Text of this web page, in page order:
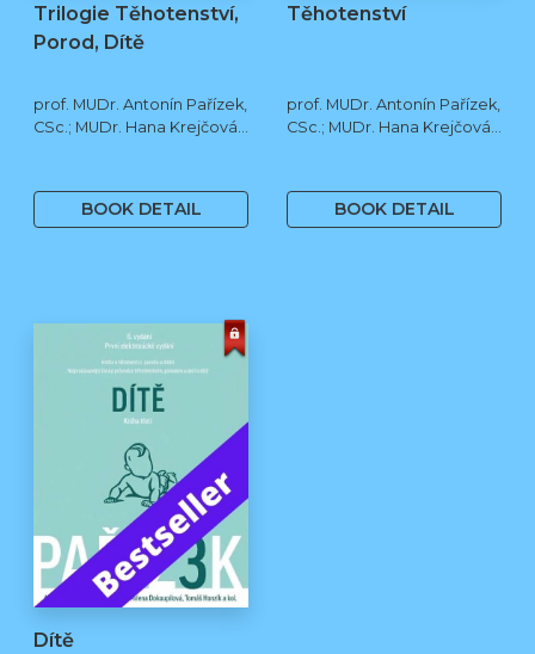
Trilogie Těhotenství,
Porod, Dítě
prof. MUDr. Antonín Pařízek,
CSc.; MUDr. Hana Krejčová,
Tomáš Honzík, Ph.D. a kol.
BOOK DETAIL
Těhotenství
prof. MUDr. Antonín Pařízek,
CSc.; MUDr. Hana Krejčová,
BOOK DETAIL
Dítě